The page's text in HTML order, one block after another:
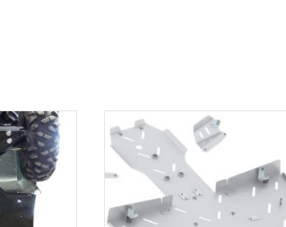
PŘIDAT DO